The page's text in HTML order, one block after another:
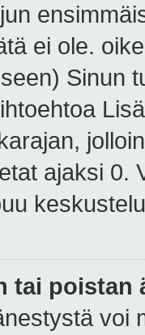
ei ole.
Sinun
ajaksi 0.
tai poistan
voi